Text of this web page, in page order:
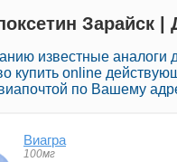
Зарайск |
известные аналоги
купить online
по Вашему
Виагра
100мг